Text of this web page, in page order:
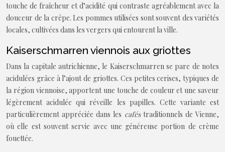
touche de fraîcheur et d’acidité qui contraste agréablement avec la
douceur de la crêpe. Les pommes utilisées sont souvent des variétés
locales, cultivées dans les vergers qui entourent la ville.
Kaiserschmarren viennois aux griottes
Dans la capitale autrichienne, le Kaiserschmarren se pare de notes
acidulées grâce à l’ajout de griottes. Ces petites cerises, typiques de
la région viennoise, apportent une touche de couleur et une saveur
légèrement acidulée qui réveille les papilles. Cette variante est
particulièrement appréciée dans les cafés traditionnels de Vienne,
où elle est souvent servie avec une généreuse portion de crème
fouettée.